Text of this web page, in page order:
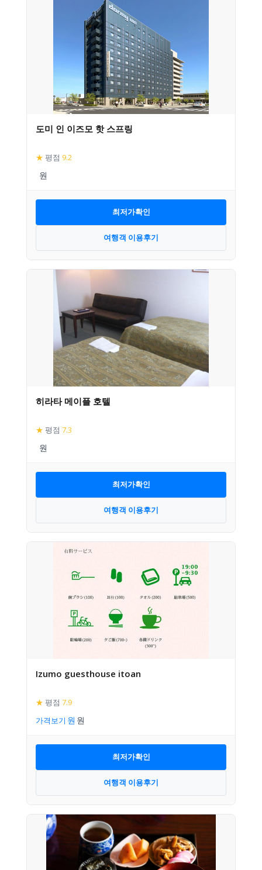
도미 인 이즈모 핫 스프링
★ 평점 9.2
최저가확인
여행객 이용후기
히라타 메이플 호텔
★ 평점 7.3
최저가확인
여행객 이용후기
Izumo guesthouse itoan
★ 평점 7.9
가격보기
최저가확인
여행객 이용후기